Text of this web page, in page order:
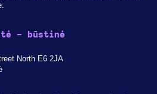
- būstinė
North E6 2JA